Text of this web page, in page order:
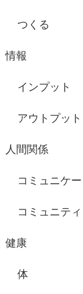
つくる
情報
インプット
アウトプット
人間関係
コミュニケ
コミュニティ
健康
体